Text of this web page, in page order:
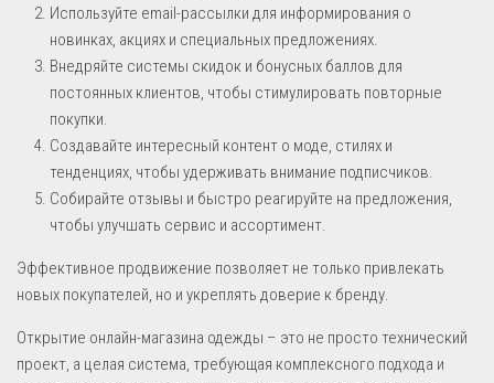
Используйте email-рассылки для информирования о
новинках, акциях и специальных предложениях.
Внедряйте системы скидок и бонусных баллов для
постоянных клиентов, чтобы стимулировать повторные
покупки.
Создавайте интересный контент о моде, стилях и
тенденциях, чтобы удерживать внимание подписчиков.
Собирайте отзывы и быстро реагируйте на предложения,
чтобы улучшать сервис и ассортимент.
Эффективное продвижение позволяет не только привлекать
новых покупателей, но и укреплять доверие к бренду.
Открытие онлайн-магазина одежды – это не просто технический
проект, а целая система, требующая комплексного подхода и